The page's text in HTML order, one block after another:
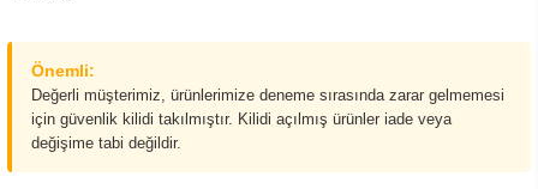
Önemli:
Değerli müşterimiz, ürünlerimize deneme sırasında zarar gelmemesi
için güvenlik kilidi takılmıştır. Kilidi açılmış ürünler iade veya
değişime tabi değildir.